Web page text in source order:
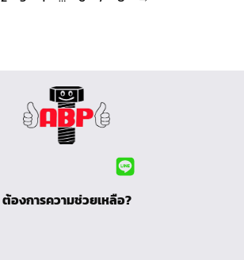
ต้องการความช่วยเหลือ?